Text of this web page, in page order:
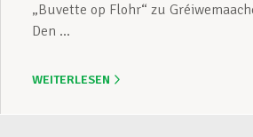
„Buvette op Flohr“ zu
Den ...
WEITERLESEN